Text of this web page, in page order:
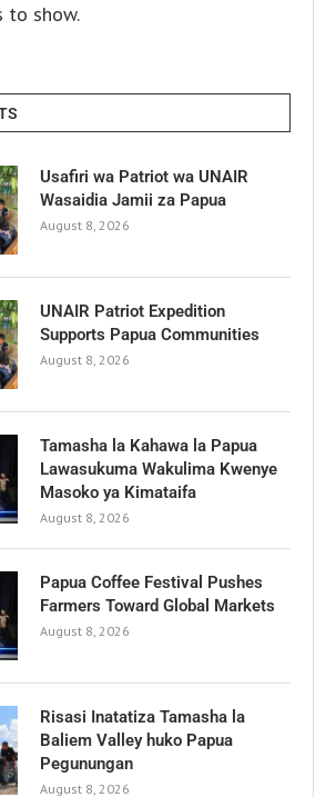
to show.
Usafiri wa Patriot wa UNAIR
Wasaidia Jamii za Papua
August 8, 2026
UNAIR Patriot Expedition
Supports Papua Communities
August 8, 2026
Tamasha la Kahawa la Papua
Lawasukuma Wakulima Kwenye
Masoko ya Kimataifa
August 8, 2026
Papua Coffee Festival Pushes
Farmers Toward Global Markets
August 8, 2026
Risasi Inatatiza Tamasha la
Baliem Valley huko Papua
Pegunungan
August 8, 2026